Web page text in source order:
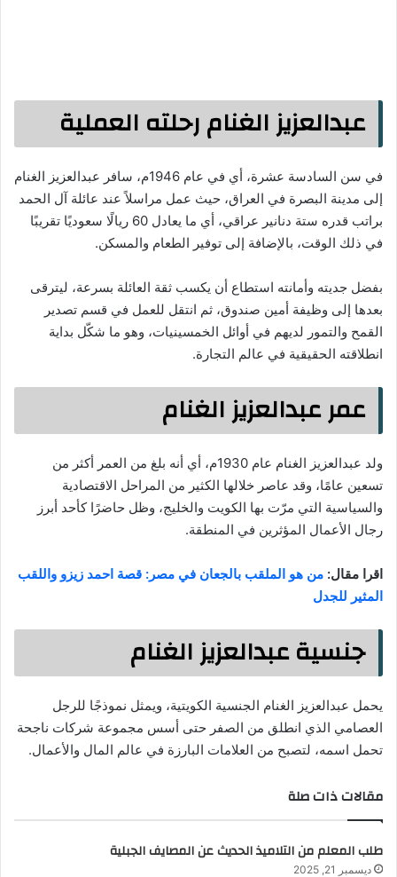
عبدالعزيز الغنام رحلته العملية
في سن السادسة عشرة، أي في عام 1946م، سافر عبدالعزيز الغنام
إلى مدينة البصرة في العراق، حيث عمل مراسلاً عند عائلة آل الحمد
براتب قدره ستة دنانير عراقي، أي ما يعادل 60 ريالًا سعوديًا تقريبًا
في ذلك الوقت، بالإضافة إلى توفير الطعام والمسكن.
بفضل جديته وأمانته استطاع أن يكسب ثقة العائلة بسرعة، ليترقى
بعدها إلى وظيفة أمين صندوق، ثم انتقل للعمل في قسم تصدير
القمح والتمور لديهم في أوائل الخمسينيات، وهو ما شكّل بداية
انطلاقته الحقيقية في عالم التجارة.
عمر عبدالعزيز الغنام
ولد عبدالعزيز الغنام عام 1930م، أي أنه بلغ من العمر أكثر من
تسعين عامًا، وقد عاصر خلالها الكثير من المراحل الاقتصادية
والسياسية التي مرّت بها الكويت والخليج، وظل حاضرًا كأحد أبرز
رجال الأعمال المؤثرين في المنطقة.
اقرا مقال: من هو الملقب بالجعان في مصر: قصة احمد زيزو واللقب
المثير للجدل
جنسية عبدالعزيز الغنام
يحمل عبدالعزيز الغنام الجنسية الكويتية، ويمثل نموذجًا للرجل
العصامي الذي انطلق من الصفر حتى أسس مجموعة شركات ناجحة
تحمل اسمه، لتصبح من العلامات البارزة في عالم المال والأعمال.
مقالات ذات صلة
طلب المعلم من التلاميذ الحديث عن المصايف الجبلية
ديسمبر 21, 2025